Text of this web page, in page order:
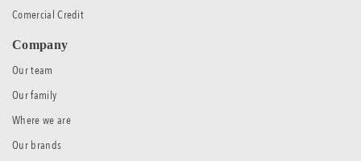
Comercial Credit
Company
Our team
Our family
Where we are
Our brands